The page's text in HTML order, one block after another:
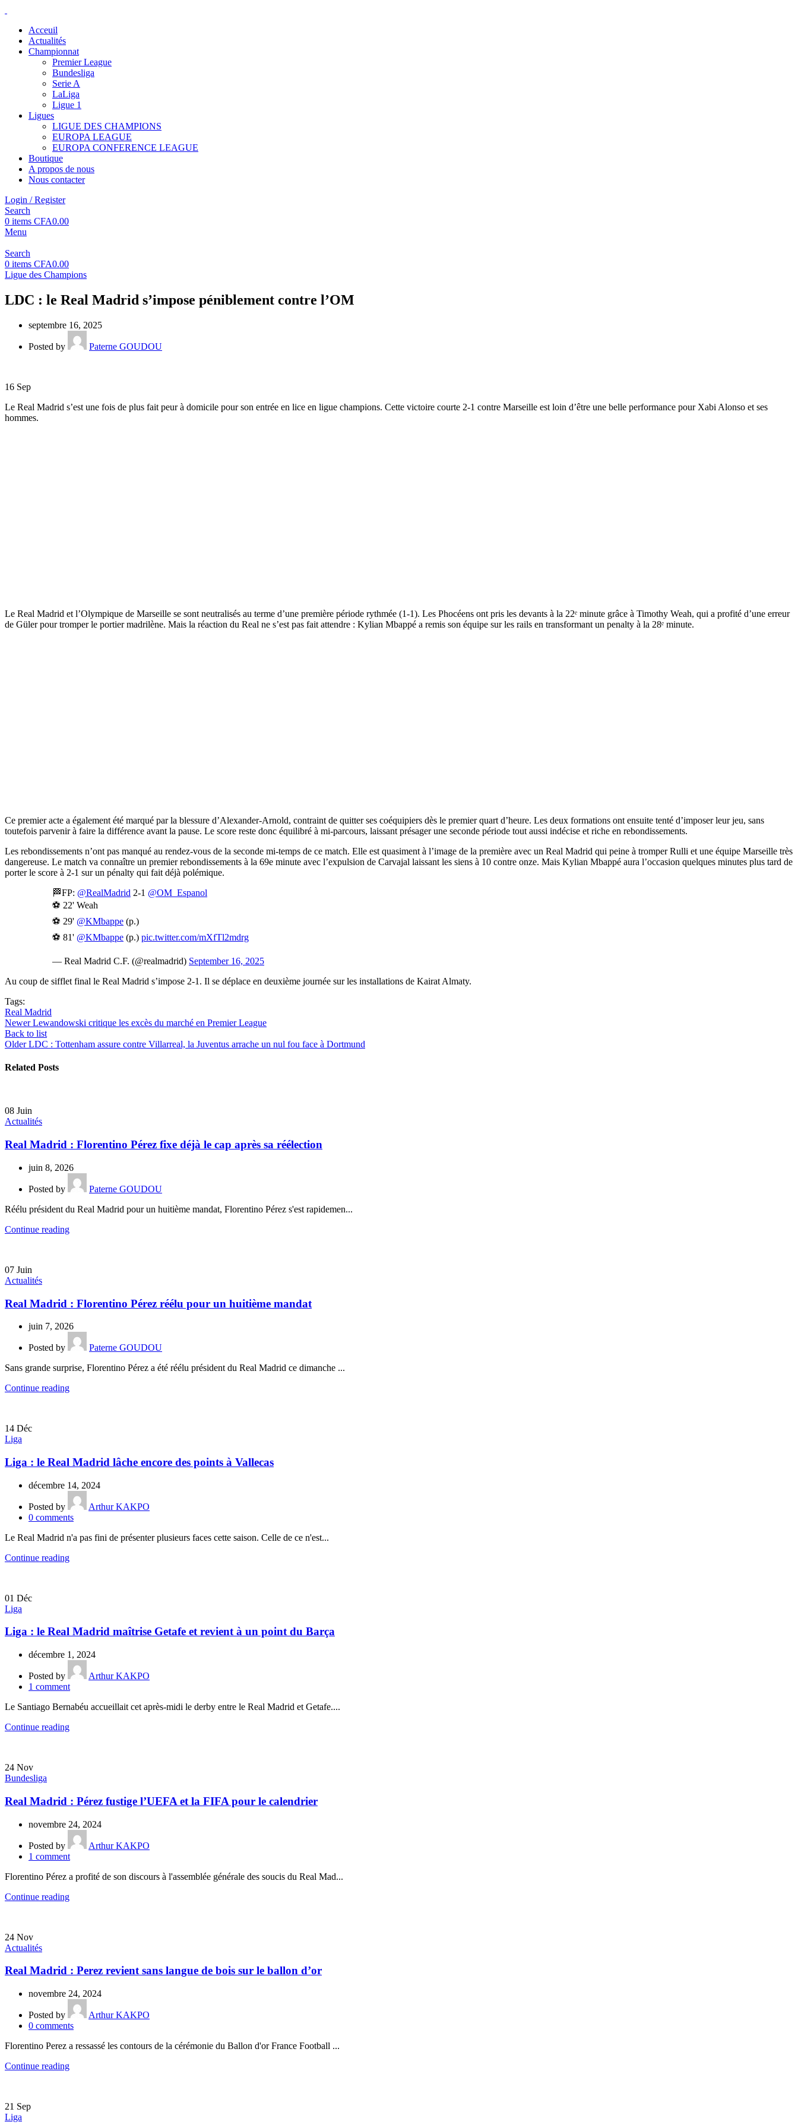
Acceuil
Actualités
Championnat
Premier League
Bundesliga
Serie A
LaLiga
Ligue 1
Ligues
LIGUE DES CHAMPIONS
EUROPA LEAGUE
EUROPA CONFERENCE LEAGUE
Boutique
A propos de nous
Nous contacter
Login / Register
Search
0 items CFA0.00
Menu
Search
0 items CFA0.00
Ligue des Champions
LDC : le Real Madrid s’impose péniblement contre l’OM
septembre 16, 2025
Posted by Paterne GOUDOU
16 Sep
Le Real Madrid s’est une fois de plus fait peur à domicile pour son entrée en lice en ligue champions. Cette victoire courte 2-1 contre Marseille est loin d’être une belle performance pour Xabi Alonso et ses
hommes.
Le Real Madrid et l’Olympique de Marseille se sont neutralisés au terme d’une première période rythmée (1-1). Les Phocéens ont pris les devants à la 22ᵉ minute grâce à Timothy Weah, qui a profité d’une erreur
de Güler pour tromper le portier madrilène. Mais la réaction du Real ne s’est pas fait attendre : Kylian Mbappé a remis son équipe sur les rails en transformant un penalty à la 28ᵉ minute.
Ce premier acte a également été marqué par la blessure d’Alexander-Arnold, contraint de quitter ses coéquipiers dès le premier quart d’heure. Les deux formations ont ensuite tenté d’imposer leur jeu, sans
toutefois parvenir à faire la différence avant la pause. Le score reste donc équilibré à mi-parcours, laissant présager une seconde période tout aussi indécise et riche en rebondissements.
Les rebondissements n’ont pas manqué au rendez-vous de la seconde mi-temps de ce match. Elle est quasiment à l’image de la première avec un Real Madrid qui peine à tromper Rulli et une équipe Marseille très
dangereuse. Le match va connaître un premier rebondissements à la 69e minute avec l’expulsion de Carvajal laissant les siens à 10 contre onze. Mais Kylian Mbappé aura l’occasion quelques minutes plus tard de
porter le score à 2-1 sur un pénalty qui fait déjà polémique.
🏁FP: @RealMadrid 2-1 @OM_Espanol
⚽ 22' Weah
⚽ 29' @KMbappe (p.)
⚽ 81' @KMbappe (p.) pic.twitter.com/mXfTl2mdrg
— Real Madrid C.F. (@realmadrid) September 16, 2025
Au coup de sifflet final le Real Madrid s’impose 2-1. Il se déplace en deuxième journée sur les installations de Kairat Almaty.
Tags:
Real Madrid
Newer Lewandowski critique les excès du marché en Premier League
Back to list
Older LDC : Tottenham assure contre Villarreal, la Juventus arrache un nul fou face à Dortmund
Related Posts
08 Juin
Actualités
Real Madrid : Florentino Pérez fixe déjà le cap après sa réélection
juin 8, 2026
Posted by
Paterne GOUDOU
Réélu président du Real Madrid pour un huitième mandat, Florentino Pérez s'est rapidemen...
Continue reading
07 Juin
Actualités
Real Madrid : Florentino Pérez réélu pour un huitième mandat
juin 7, 2026
Posted by
Paterne GOUDOU
Sans grande surprise, Florentino Pérez a été réélu président du Real Madrid ce dimanche ...
Continue reading
14 Déc
Liga
Liga : le Real Madrid lâche encore des points à Vallecas
décembre 14, 2024
Posted by
Arthur KAKPO
0 comments
Le Real Madrid n'a pas fini de présenter plusieurs faces cette saison. Celle de ce n'est...
Continue reading
01 Déc
Liga
Liga : le Real Madrid maîtrise Getafe et revient à un point du Barça
décembre 1, 2024
Posted by
Arthur KAKPO
1 comment
Le Santiago Bernabéu accueillait cet après-midi le derby entre le Real Madrid et Getafe....
Continue reading
24 Nov
Bundesliga
Real Madrid : Pérez fustige l’UEFA et la FIFA pour le calendrier
novembre 24, 2024
Posted by
Arthur KAKPO
1 comment
Florentino Pérez a profité de son discours à l'assemblée générale des soucis du Real Mad...
Continue reading
24 Nov
Actualités
Real Madrid : Perez revient sans langue de bois sur le ballon d’or
novembre 24, 2024
Posted by
Arthur KAKPO
0 comments
Florentino Perez a ressassé les contours de la cérémonie du Ballon d'or France Football ...
Continue reading
21 Sep
Liga